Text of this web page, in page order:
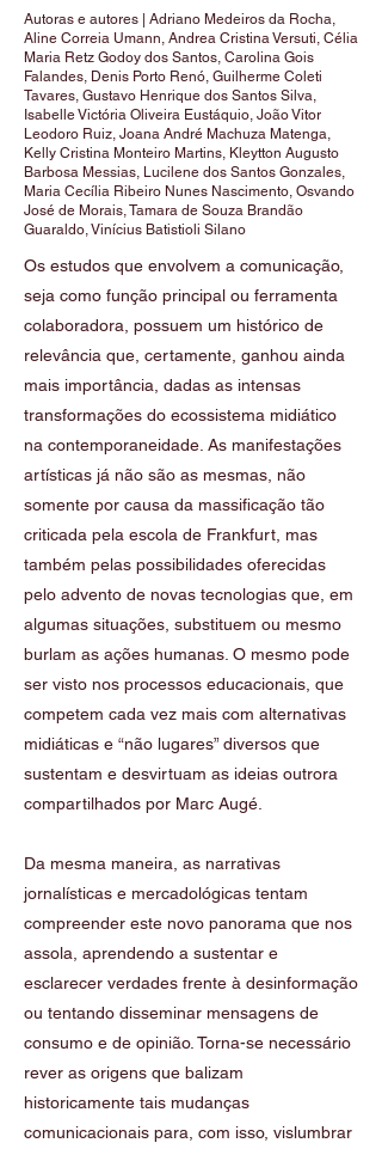
Autoras e autores | Adriano Medeiros da Rocha,
Aline Correia Umann, Andrea Cristina Versuti, Célia
Maria Retz Godoy dos Santos, Carolina Gois
Falandes, Denis Porto Renó, Guilherme Coleti
Tavares, Gustavo Henrique dos Santos Silva,
Isabelle Victória Oliveira Eustáquio, João Vitor
Leodoro Ruiz, Joana André Machuza Matenga,
Kelly Cristina Monteiro Martins, Kleytton Augusto
Barbosa Messias, Lucilene dos Santos Gonzales,
Maria Cecília Ribeiro Nunes Nascimento, Osvando
José de Morais, Tamara de Souza Brandão
Guaraldo, Vinícius Batistioli Silano
Os estudos que envolvem a comunicação,
seja como função principal ou ferramenta
colaboradora, possuem um histórico de
relevância que, certamente, ganhou ainda
mais importância, dadas as intensas
transformações do ecossistema midiático
na contemporaneidade. As manifestações
artísticas já não são as mesmas, não
somente por causa da massificação tão
criticada pela escola de Frankfurt, mas
também pelas possibilidades oferecidas
pelo advento de novas tecnologias que, em
algumas situações, substituem ou mesmo
burlam as ações humanas. O mesmo pode
ser visto nos processos educacionais, que
competem cada vez mais com alternativas
midiáticas e “não lugares” diversos que
sustentam e desvirtuam as ideias outrora
compartilhados por Marc Augé.
Da mesma maneira, as narrativas
jornalísticas e mercadológicas tentam
compreender este novo panorama que nos
assola, aprendendo a sustentar e
esclarecer verdades frente à desinformação
ou tentando disseminar mensagens de
consumo e de opinião. Torna-se necessário
rever as origens que balizam
historicamente tais mudanças
comunicacionais para, com isso, vislumbrar